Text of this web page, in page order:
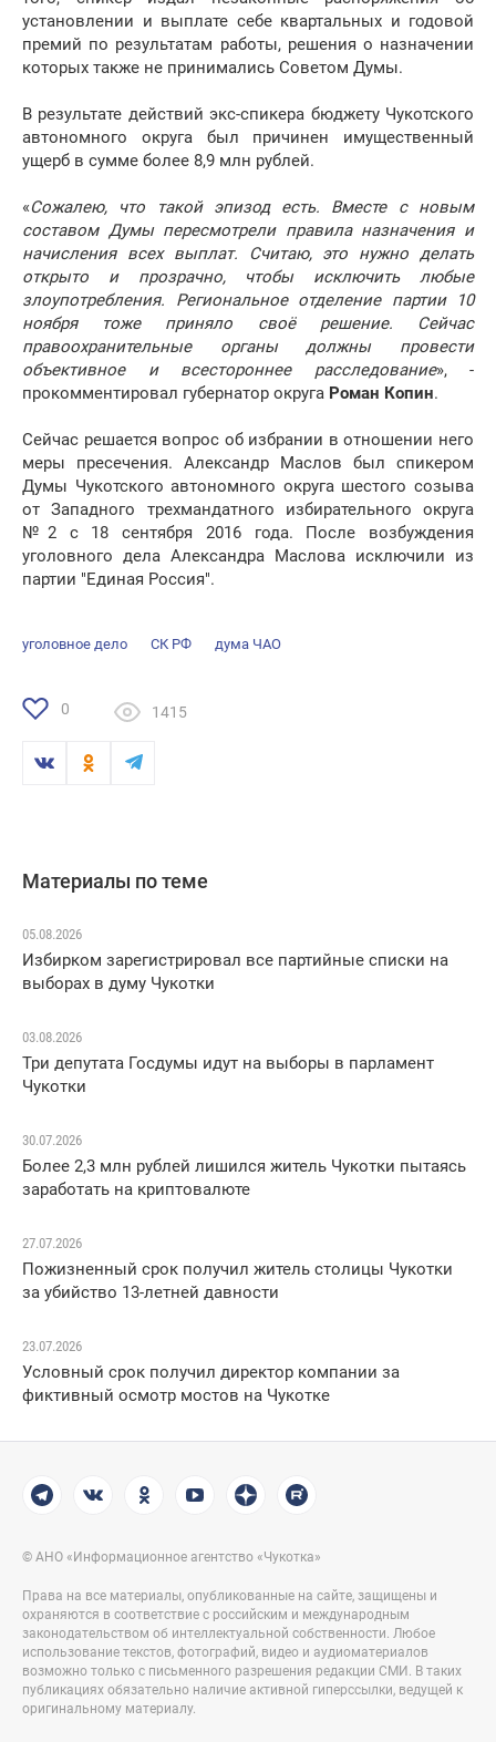
установлении и выплате себе квартальных и годовой
премий по результатам работы, решения о назначении
которых также не принимались Советом Думы.
В результате действий экс-спикера бюджету Чукотского
автономного округа был причинен имущественный
ущерб в сумме более 8,9 млн рублей.
«Сожалею, что такой эпизод есть. Вместе с новым
составом Думы пересмотрели правила назначения и
начисления всех выплат. Считаю, это нужно делать
открыто и прозрачно, чтобы исключить любые
злоупотребления. Региональное отделение партии 10
ноября тоже приняло своё решение. Сейчас
правоохранительные органы должны провести
объективное и всестороннее расследование», -
прокомментировал губернатор округа Роман Копин.
Сейчас решается вопрос об избрании в отношении него
меры пресечения. Александр Маслов был спикером
Думы Чукотского автономного округа шестого созыва
от Западного трехмандатного избирательного округа
№2 с 18 сентября 2016 года. После возбуждения
уголовного дела Александра Маслова исключили из
партии "Единая Россия".
уголовное дело СК РФ дума ЧАО
0 1415
Материалы по теме
05.08.2026
Избирком зарегистрировал все партийные списки на
выборах в думу Чукотки
03.08.2026
Три депутата Госдумы идут на выборы в парламент
Чукотки
30.07.2026
Более 2,3 млн рублей лишился житель Чукотки пытаясь
заработать на криптовалюте
27.07.2026
Пожизненный срок получил житель столицы Чукотки
за убийство 13-летней давности
23.07.2026
Условный срок получил директор компании за
фиктивный осмотр мостов на Чукотке
© АНО «Информационное агентство «Чукотка»
Права на все материалы, опубликованные на сайте, защищены и
охраняются в соответствие с российским и международным
законодательством об интеллектуальной собственности. Любое
использование текстов, фотографий, видео и аудиоматериалов
возможно только с письменного разрешения редакции СМИ. В таких
публикациях обязательно наличие активной гиперссылки, ведущей к
оригинальному материалу.